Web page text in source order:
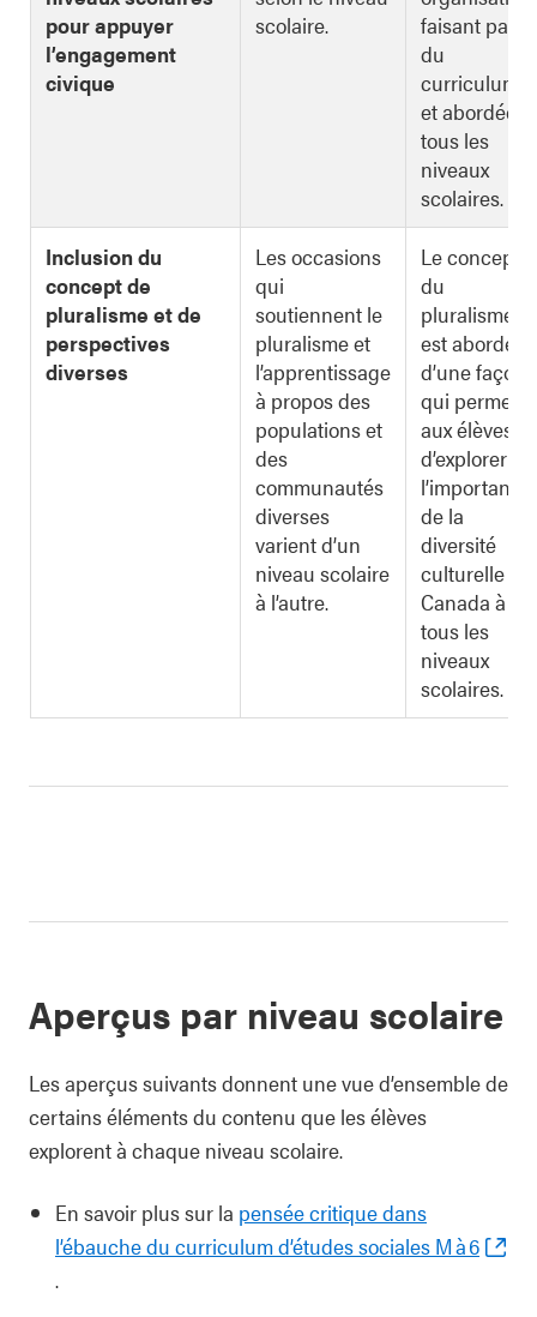
pour appuyer
l’engagement
civique
scolaire.
faisant partie
du
curriculum
et abordée à
tous les
niveaux
scolaires.
Inclusion du
concept de
pluralisme et de
perspectives
diverses
Les occasions
qui
soutiennent le
pluralisme et
l’apprentissage
à propos des
populations et
des
communautés
diverses
varient d’un
niveau scolaire
à l’autre.
Le concept
du
pluralisme
est abordé
d’une façon
qui permet
aux élèves
d’explorer
l’importance
de la
diversité
culturelle au
Canada à
tous les
niveaux
scolaires.
Aperçus par niveau scolaire
Les aperçus suivants donnent une vue d’ensemble de
certains éléments du contenu que les élèves
explorent à chaque niveau scolaire.
En savoir plus sur la pensée critique dans
l’ébauche du curriculum d’études sociales M à 6
.